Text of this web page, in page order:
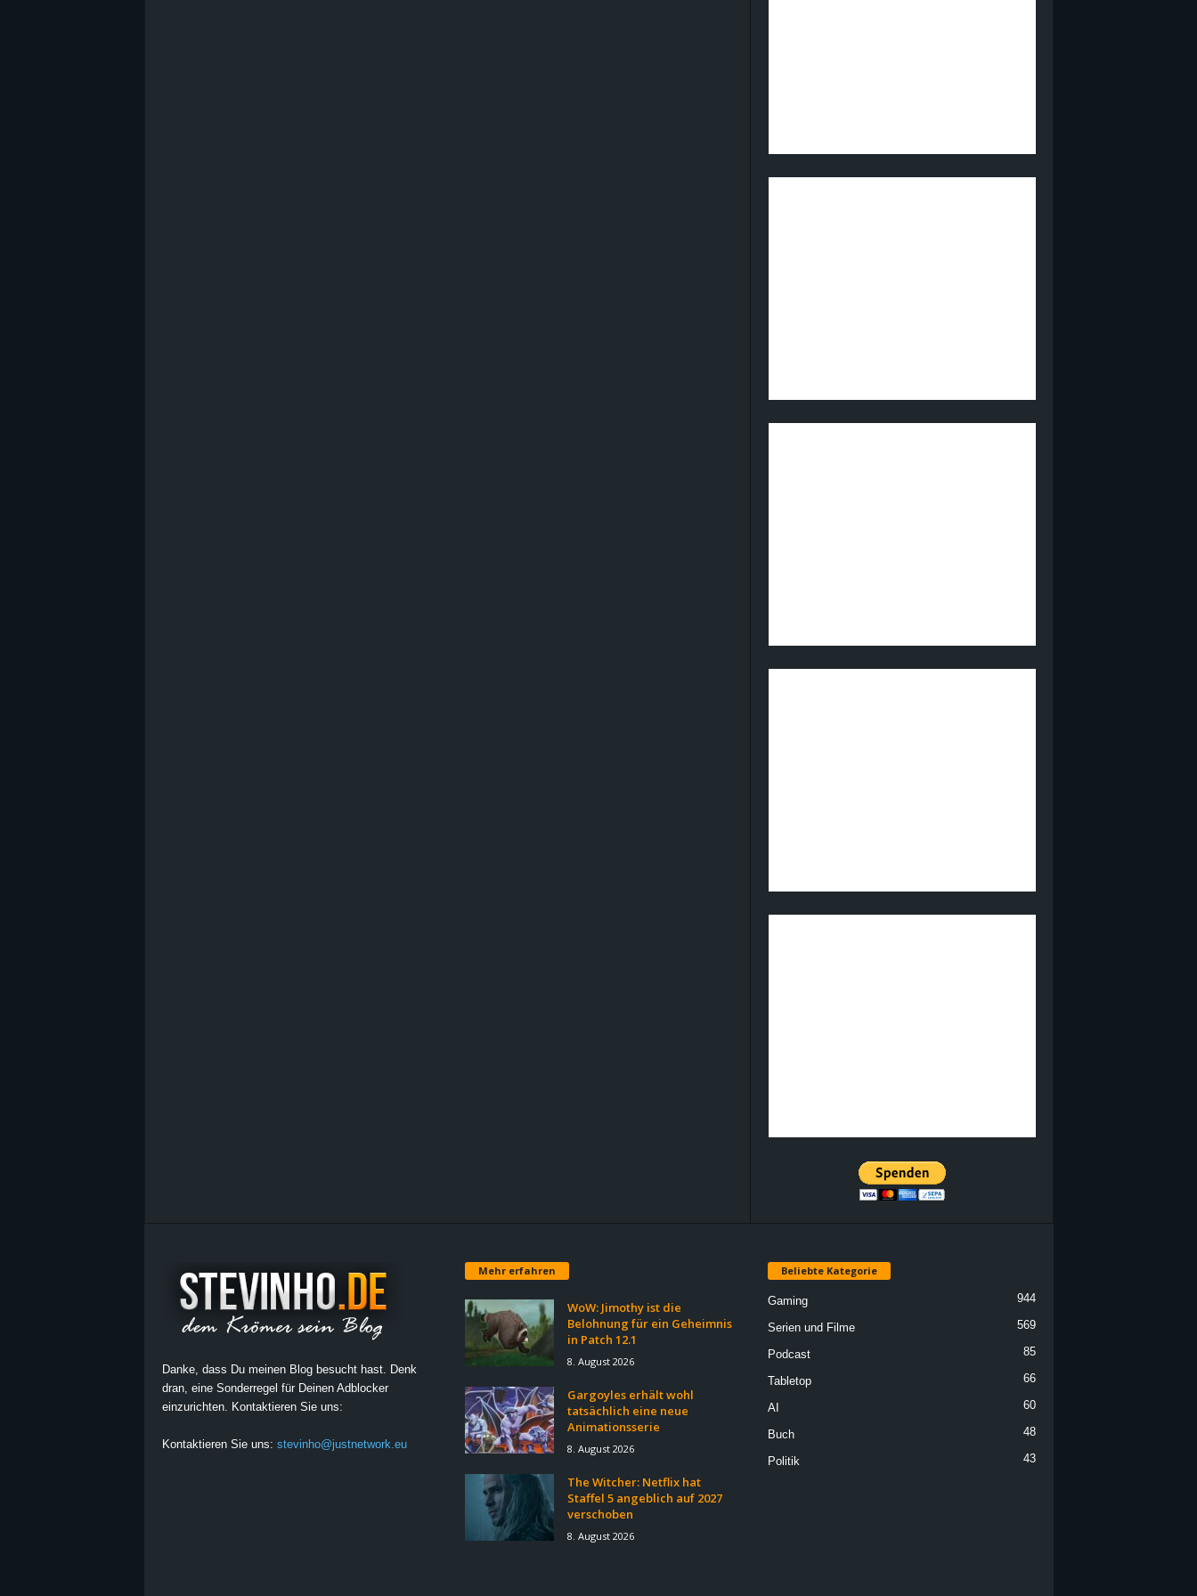
Danke, dass Du meinen Blog besucht hast. Denk
dran, eine Sonderregel für Deinen Adblocker
einzurichten. Kontaktieren Sie uns:
Kontaktieren Sie uns: stevinho@justnetwork.eu
Mehr erfahren
WoW: Jimothy ist die
Belohnung für ein Geheimnis
in Patch 12.1
8. August 2026
Gargoyles erhält wohl
tatsächlich eine neue
Animationsserie
8. August 2026
The Witcher: Netflix hat
Staffel 5 angeblich auf 2027
verschoben
8. August 2026
Beliebte Kategorie
Gaming 944
Serien und Filme 569
Podcast 85
Tabletop 66
AI 60
Buch 48
Politik 43